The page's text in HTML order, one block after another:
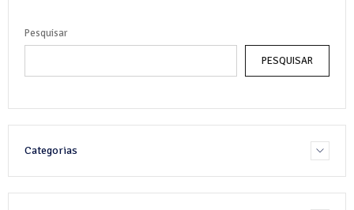
Pesquisar
PESQUISAR
Categorias